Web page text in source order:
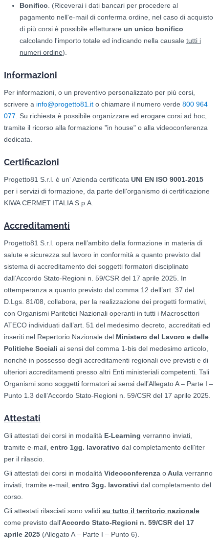
Bonifico. (Riceverai i dati bancari per procedere al
pagamento nell'e-mail di conferma ordine, nel caso di acquisto
di più corsi è possibile effetturare un unico bonifico
calcolando l'importo totale ed indicando nella causale tutti i
numeri ordine).
Informazioni
Per informazioni, o un preventivo personalizzato per più corsi,
scrivere a info@progetto81.it o chiamare il numero verde 800 964
077. Su richiesta è possibile organizzare ed erogare corsi ad hoc,
tramite il ricorso alla formazione "in house" o alla videoconferenza
dedicata.
Certificazioni
Progetto81 S.r.l. è un' Azienda certificata UNI EN ISO 9001-2015
per i servizi di formazione, da parte dell'organismo di certificazione
KIWA CERMET ITALIA S.p.A.
Accreditamenti
Progetto81 S.r.l. opera nell’ambito della formazione in materia di
salute e sicurezza sul lavoro in conformità a quanto previsto dal
sistema di accreditamento dei soggetti formatori disciplinato
dall’Accordo Stato-Regioni n. 59/CSR del 17 aprile 2025. In
ottemperanza a quanto previsto dal comma 12 dell’art. 37 del
D.Lgs. 81/08, collabora, per la realizzazione dei progetti formativi,
con Organismi Paritetici Nazionali operanti in tutti i Macrosettori
ATECO individuati dall’art. 51 del medesimo decreto, accreditati ed
inseriti nel Repertorio Nazionale del Ministero del Lavoro e delle
Politiche Sociali ai sensi del comma 1-bis del medesimo articolo,
nonché in possesso degli accreditamenti regionali ove previsti e di
ulteriori accreditamenti presso altri Enti ministeriali competenti. Tali
Organismi sono soggetti formatori ai sensi dell’Allegato A – Parte I –
Punto 1.3 dell’Accordo Stato-Regioni n. 59/CSR del 17 aprile 2025.
Attestati
Gli attestati dei corsi in modalità E-Learning verranno inviati,
tramite e-mail, entro 1gg. lavorativo dal completamento dell'iter
per il rilascio.
Gli attestati dei corsi in modalità Videoconferenza oAula verranno
inviati, tramite e-mail, entro 3gg. lavorativi dal completamento del
corso.
Gli attestati rilasciati sono validi su tutto il territorio nazionale
come previsto dall'Accordo Stato-Regioni n. 59/CSR del 17
aprile 2025 (Allegato A – Parte I – Punto 6).